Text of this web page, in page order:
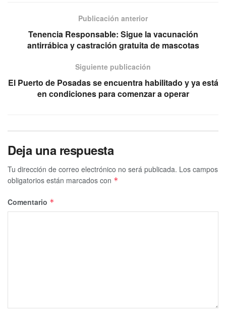
Publicación anterior
Tenencia Responsable: Sigue la vacunación
antirrábica y castración gratuita de mascotas
Siguiente publicación
El Puerto de Posadas se encuentra habilitado y ya está
en condiciones para comenzar a operar
Deja una respuesta
Tu dirección de correo electrónico no será publicada. Los campos
obligatorios están marcados con *
Comentario *